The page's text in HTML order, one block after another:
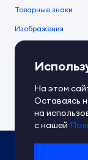
Товарные знаки
Изображения
О компании
О сервисе
Документы IPEX
Контакты
Политика IPEX по
На этом
Оставаясь
на
с нашей